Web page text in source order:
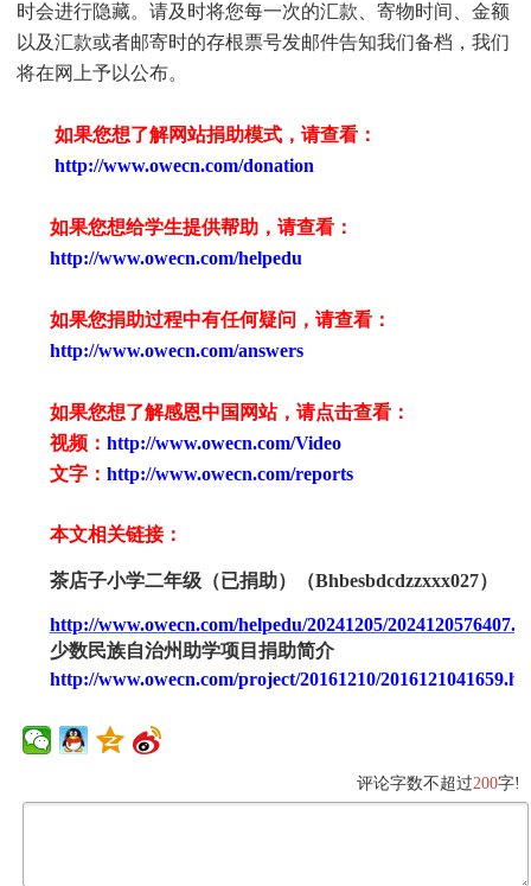
时会进行隐藏。请及时将您每一次的汇款、寄物时间、金额
以及汇款或者邮寄时的存根票号发邮件告知我们备档，我们
将在网上予以公布。
如果您想了解网站捐助模式，请查看：
http://www.owecn.com/donation
如果您想给学生提供帮助，请查看：
http://www.owecn.com/helpedu
如果您捐助过程中有任何疑问，请查看：
http://www.owecn.com/answers
如果您想了解感恩中国网站，请点击查看：
视频： http://www.owecn.com/Video
文字： http://www.owecn.com/reports
本文相关链接：
茶店子小学二年级（已捐助）（Bhbesbdcdzzxxx027）
http://www.owecn.com/helpedu/20241205/
少数民族自治州助学项目捐助简介
http://www.owecn.com/project/20161210/
评论字数不超过200字!